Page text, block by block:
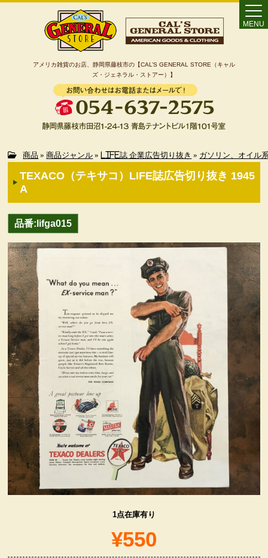
アメリカ雑貨のお店、静岡県藤枝市の【CAL’S GENERAL STORE（キャル
ズ・ジェネラル・ストアー）】
MENU
Home
カート
特定商取引法に基づく表記
カテゴリー検索
ヴィンテージ・グッズ
LIFE誌 企業広告切り抜き
ファイヤーキング他
コカコーラ・グッズ
カンパニー・グッズ
キャラクター・グッズ
喫煙具
服飾小物雑貨
商品 » 商品ジャンル » LIFE誌 企業広告切り抜き » ガソリン、オイル
TEXACO（テキサコ）LIFE誌広告切り抜き 1945
A
品番:lifga015
1点在庫有り
¥550